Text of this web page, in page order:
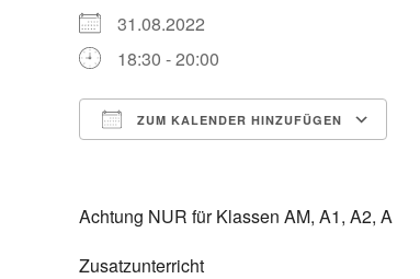
31.08.2022
18:30 - 20:00
ZUM KALENDER HINZUFÜGEN
Achtung NUR für Klassen AM, A1, A2, A
Zusatzunterricht